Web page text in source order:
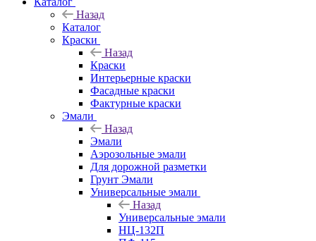
Назад
Каталог
Краски
Назад
Краски
Интерьерные краски
Фасадные краски
Фактурные краски
Эмали
Назад
Эмали
Аэрозольные эмали
Для дорожной разметки
Грунт Эмали
Универсальные эмали
Назад
Универсальные эмали
НЦ-132П